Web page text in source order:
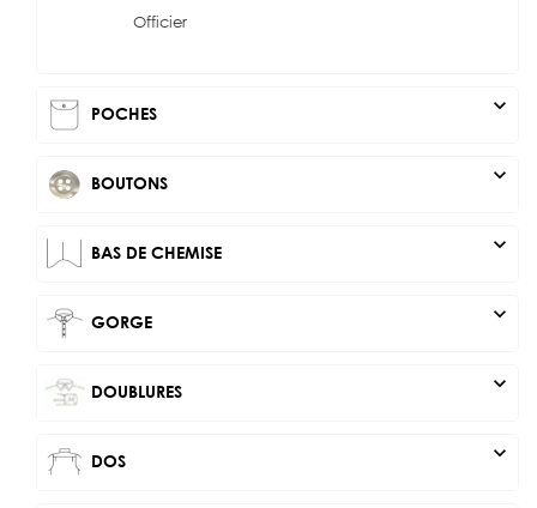
Officier
POCHES expand_more
BOUTONS expand_more
BAS DE CHEMISE expand_more
GORGE expand_more
DOUBLURES expand_more
DOS expand_more